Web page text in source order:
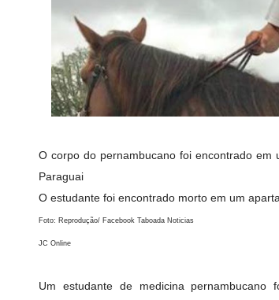
O corpo do pernambucano foi encontrado
Paraguai
O estudante foi encontrado morto em um
Foto: Reprodução/ Facebook Taboada Noticias
JC Online
Um estudante de medicina